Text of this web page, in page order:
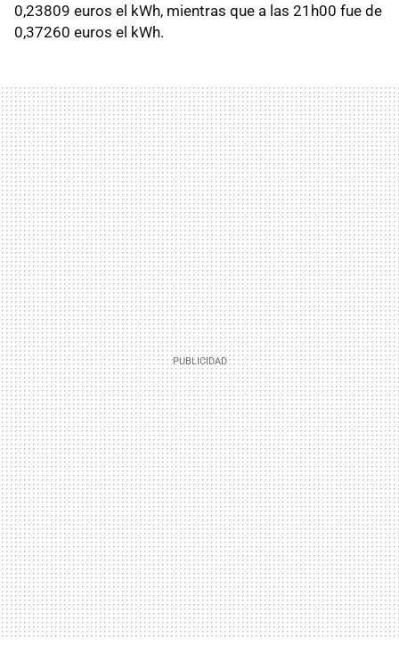
0,23809 euros el kWh, mientras que a las 21h00 fue de
0,37260 euros el kWh.